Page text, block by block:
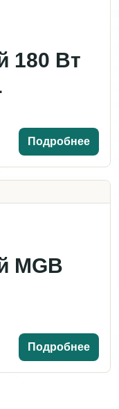
180 Вт
Подробнее
MGB
Подробнее